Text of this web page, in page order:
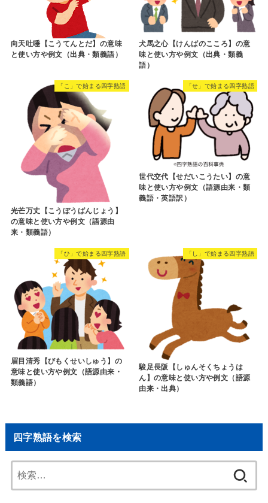
向天吐唾【こうてんとだ】の意味
と使い方や例文（出典・類義語）
犬馬之心【けんばのこころ】の意
味と使い方や例文（出典・類義
語）
「こ」で始まる四字熟語
光芒万丈【こうぼうばんじょう】
の意味と使い方や例文（語源由
来・類義語）
「せ」で始まる四字熟語
世代交代【せだいこうたい】の意
味と使い方や例文（語源由来・類
義語・英語訳）
「ひ」で始まる四字熟語
眉目清秀【びもくせいしゅう】の
意味と使い方や例文（語源由来・
類義語）
「し」で始まる四字熟語
駿足長阪【しゅんそくちょうは
ん】の意味と使い方や例文（語源
由来・出典）
四字熟語を検索
索: